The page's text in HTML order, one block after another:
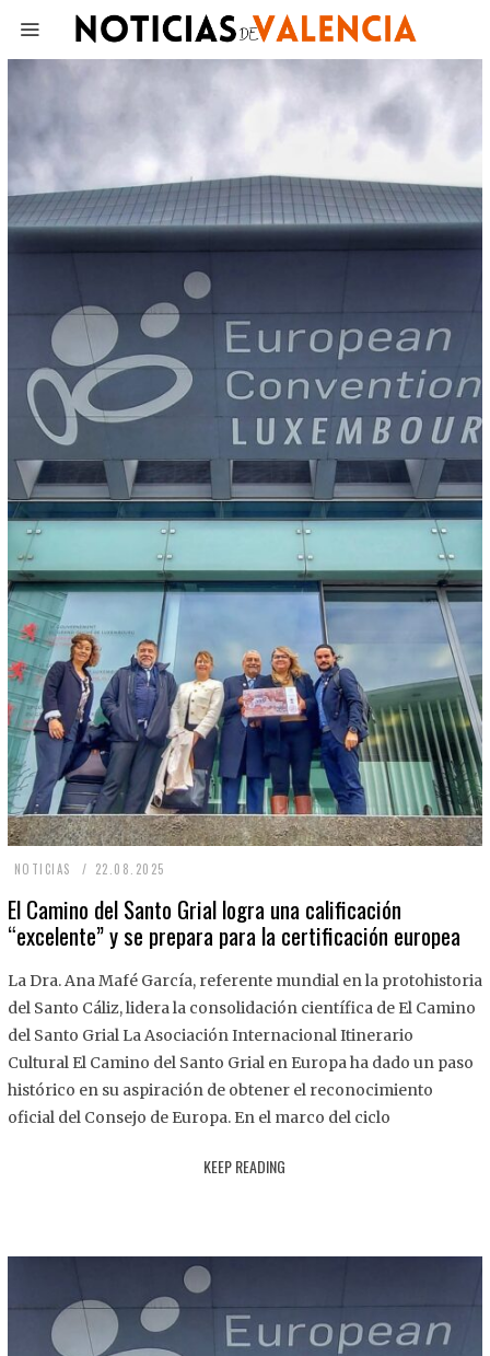
NOTICIAS 22.08.2025
.
8
2
2
El Camino del Santo Grial logra una calificación
“excelente” y se prepara para la certificación europea
La Dra. Ana Mafé García, referente mundial en la protohistoria
del Santo Cáliz, lidera la consolidación científica de El Camino
del Santo Grial La Asociación Internacional Itinerario
Cultural El Camino del Santo Grial en Europa ha dado un paso
histórico en su aspiración de obtener el reconocimiento
oficial del Consejo de Europa. En el marco del ciclo
KEEP READING